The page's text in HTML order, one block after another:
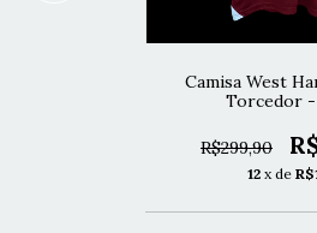
Camisa West
Torcedor -
R$299,90
12 x de